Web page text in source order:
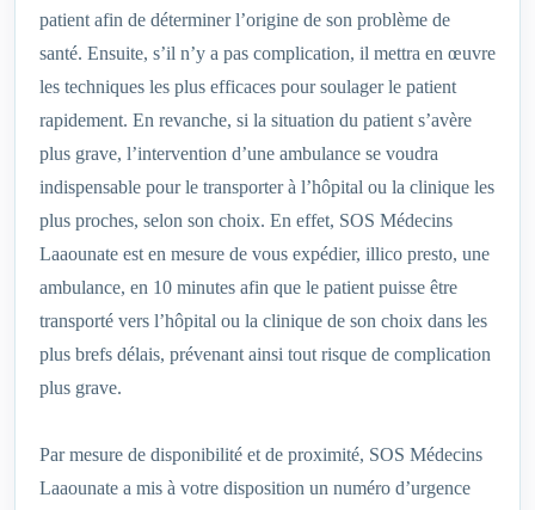
patient afin de déterminer l’origine de son problème de
santé. Ensuite, s’il n’y a pas complication, il mettra en œuvre
les techniques les plus efficaces pour soulager le patient
rapidement. En revanche, si la situation du patient s’avère
plus grave, l’intervention d’une ambulance se voudra
indispensable pour le transporter à l’hôpital ou la clinique les
plus proches, selon son choix. En effet, SOS Médecins
Laaounate est en mesure de vous expédier, illico presto, une
ambulance, en 10 minutes afin que le patient puisse être
transporté vers l’hôpital ou la clinique de son choix dans les
plus brefs délais, prévenant ainsi tout risque de complication
plus grave.
Par mesure de disponibilité et de proximité, SOS Médecins
Laaounate a mis à votre disposition un numéro d’urgence